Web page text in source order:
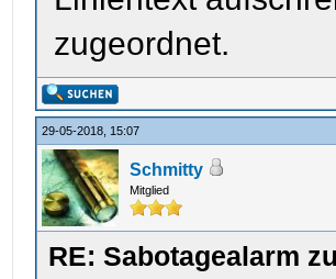
zugeordnet.
29-05-2018, 15:07
Schmitty
Mitglied
RE: Sabotagealarm